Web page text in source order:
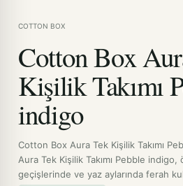
COTTON BOX
Cotton Box
Kişilik Takımı
indigo
Cotton Box Aura Tek Kişilik Takımı
Aura Tek Kişilik Takımı Pebble
geçişlerinde ve yaz aylarında ferah